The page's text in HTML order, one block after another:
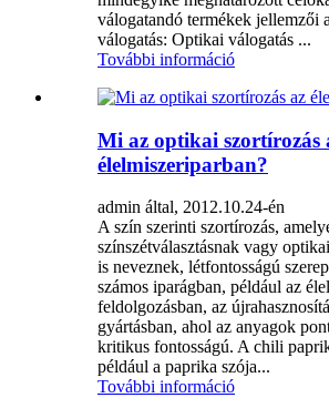
válogatandó termékek jellemzői
válogatás: Optikai válogatás ...
További információ
Mi az optikai szortírozás
élelmiszeriparban?
admin által, 2012.10.24-én
A szín szerinti szortírozás,
színszétválasztásnak vagy
is neveznek, létfontosságú
számos iparágban, például az
feldolgozásban, az
gyártásban, ahol az anyagok
kritikus fontosságú. A chili
például a paprika szója...
További információ